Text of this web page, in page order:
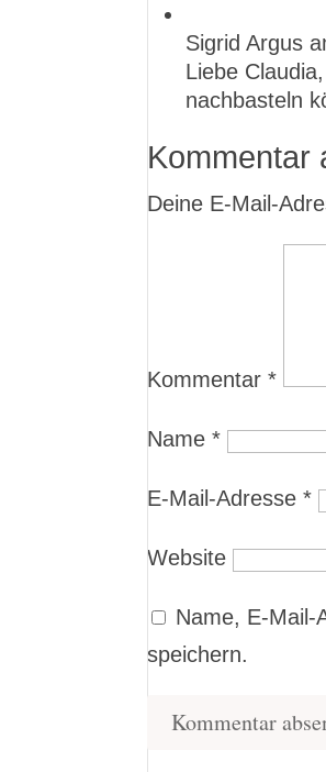
Sigrid Argus
Liebe
nachbasteln
Kommentar
Deine E-Mail-
Kommentar*
Name*
E-Mail-Adresse*
Website
Name, E-Mail-
speichern.